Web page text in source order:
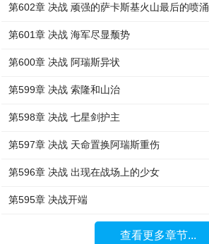
第602章 决战 顽强的萨卡斯基火山最后的喷涌
第601章 决战 海军尽显颓势
第600章 决战 阿瑞斯异状
第599章 决战 索隆和山治
第598章 决战 七星剑护主
第597章 决战 天命置换阿瑞斯重伤
第596章 决战 出现在战场上的少女
第595章 决战开端
查看更多章节...